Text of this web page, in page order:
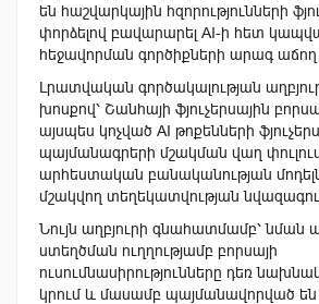
են հաշվարկային հզորությունների
փորձելով բավարարել AI-ի հետ
հեջավորման գործիքների արագ
Լրատվական գործակալության
խոսքով՝ Շանհայի ֆյուչերսային
այսպես կոչված AI թոքենների
պայմանագրերի մշակման վաղ
արհեստական բանականության
մշակվող տեղեկատվության
Նույն աղբյուրի գնահատմամբ՝
ստեղծման ուղղությամբ բորսայի
ուսումնասիրությունները դեռ
կրում և մասամբ պայմանավորված են